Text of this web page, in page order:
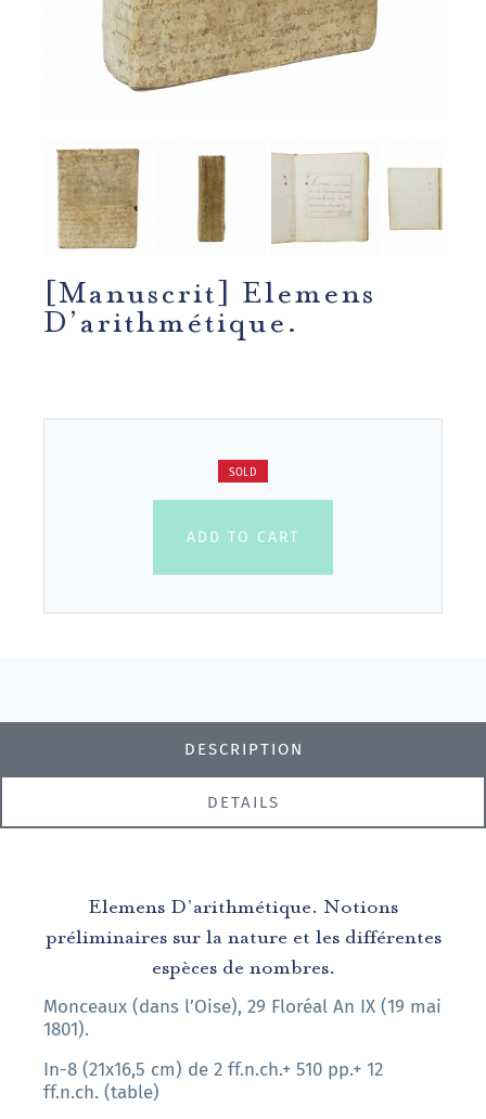
[Manuscrit] Elemens
D’arithmétique.
SOLD
ADD TO CART
DESCRIPTION
DETAILS
Elemens D’arithmétique. Notions
préliminaires sur la nature et les différentes
espèces de nombres.
Monceaux (dans l’Oise), 29 Floréal An IX (19 mai
1801).
In-8 (21x16,5 cm) de 2 ff.n.ch.+ 510 pp.+ 12
ff.n.ch. (table)